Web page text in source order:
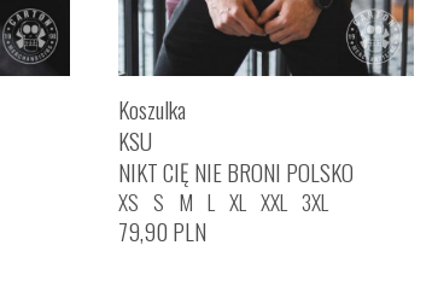
Koszulka
KSU
NIKT CIĘ NIE BRONI POLSKO
XS S M L XL XXL 3XL
79,90 PLN